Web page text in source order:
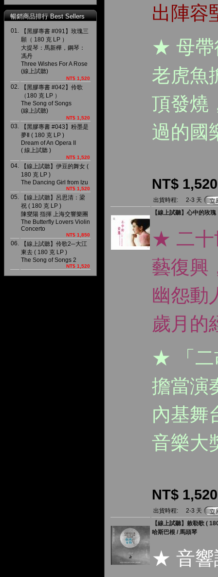
暢銷商品排行 Best Sellers
01.
【黑膠專書 #091】玫瑰三
願（ 180 克 LP ）
大提琴：馬新樺，鋼琴：
馮丹
Three Wishes For A Rose
(線上試聽)
NT$ 1,520
02.
【黑膠專書 #042】伶歌
（180 克 LP ）
The Song of Songs
(線上試聽)
NT$ 1,520
03.
【黑膠專書 #043】粉墨是
夢Ⅱ ( 180 克 LP )
Dream of An Opera II
( 線上試聽 )
NT$ 1,520
04.
【線上試聽】伊豆的舞女 (
180 克 LP )
The Dancing Girl from Izu
NT$ 1,520
05.
【線上試聽】呂思清：梁
祝 ( 180 克 LP )
陳燮陽 指揮 上海交響樂團
The Butterfly Lovers Violin
Concerto
NT$ 1,850
06.
【線上試聽】伶歌2─大江
東去 ( 180 克 LP )
The Song of Songs 2
NT$ 1,520
出陣容
★ 母帶
老虎魚
頂發燒
過的國
NT$ 1,520
出貨時程:
2-3 天
【線上試聽】心中的玫
★ 二十
藝復興
幽怨動
歲月的
★ 「二
擔當演
內基舞
音樂大
NT$ 1,520
出貨時程:
2-3 天
【線上試聽】敕勒歌 (
哈斯巴根 / 馬頭琴
★ 音響